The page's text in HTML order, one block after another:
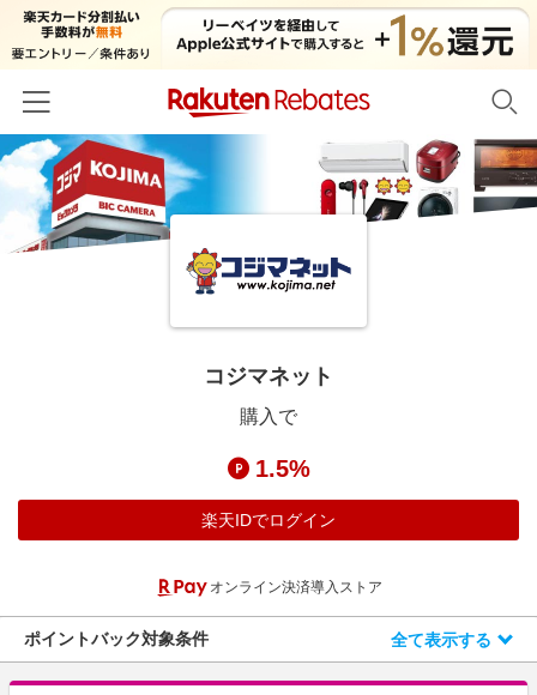
ホーム
カテゴリー一覧
百貨店・総合ECモール
家電・PC・スマホ・カメラ
スポーツ・アウトドア・ゴルフ
インテリア・寝具
ペット・花・DIY・車
リーベイツ注目ストア
わくわく夏特集
50万ポイント山分けキャンペーン
コジマネット
購入で
1.5%
楽天IDでログイン
オンライン決済導入ストア
ポイントバック対象条件 全て表示する